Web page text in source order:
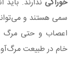
سمی هستند و
اعصاب و حتی مرگ
خام در طبیعت